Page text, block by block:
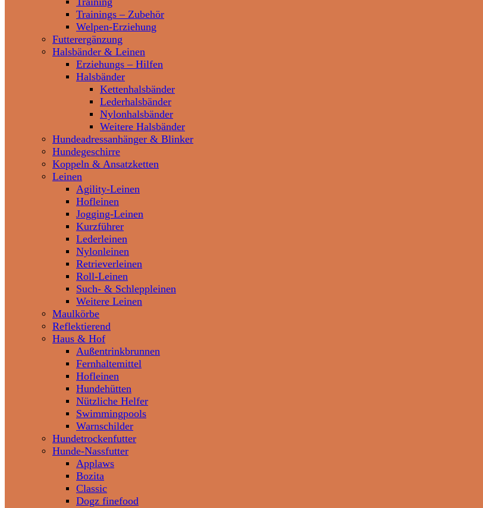
Trainings – Zubehör
Welpen-Erziehung
Futterergänzung
Halsbänder & Leinen
Erziehungs – Hilfen
Halsbänder
Kettenhalsbänder
Lederhalsbänder
Nylonhalsbänder
Weitere Halsbänder
Hundeadressanhänger & Blinker
Hundegeschirre
Koppeln & Ansatzketten
Leinen
Agility-Leinen
Hofleinen
Jogging-Leinen
Kurzführer
Lederleinen
Nylonleinen
Retrieverleinen
Roll-Leinen
Such- & Schleppleinen
Weitere Leinen
Maulkörbe
Reflektierend
Haus & Hof
Außentrinkbrunnen
Fernhaltemittel
Hofleinen
Hundehütten
Nützliche Helfer
Swimmingpools
Warnschilder
Hundetrockenfutter
Hunde-Nassfutter
Applaws
Bozita
Classic
Dogz finefood